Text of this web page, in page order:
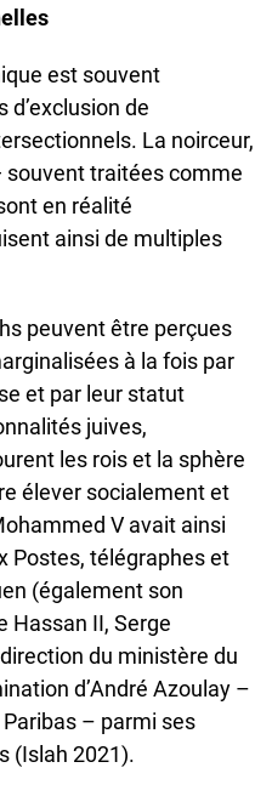
est souvent
d’exclusion de
La noirceur,
souvent traitées comme
en réalité
ainsi de multiples
peuvent être perçues
à la fois par
et par leur statut
juives,
les rois et la sphère
élever socialement et
V avait ainsi
Postes, télégraphes et
(également son
Hassan II, Serge
du ministère du
d’André Azoulay –
– parmi ses
(Islah 2021).